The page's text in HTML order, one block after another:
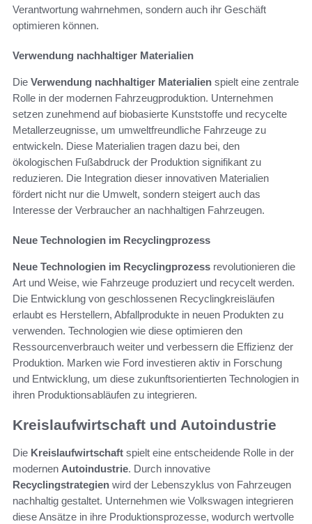
Verantwortung wahrnehmen, sondern auch ihr Geschäft
optimieren können.
Verwendung nachhaltiger Materialien
Die Verwendung nachhaltiger Materialien spielt eine zentrale
Rolle in der modernen Fahrzeugproduktion. Unternehmen
setzen zunehmend auf biobasierte Kunststoffe und recycelte
Metallerzeugnisse, um umweltfreundliche Fahrzeuge zu
entwickeln. Diese Materialien tragen dazu bei, den
ökologischen Fußabdruck der Produktion signifikant zu
reduzieren. Die Integration dieser innovativen Materialien
fördert nicht nur die Umwelt, sondern steigert auch das
Interesse der Verbraucher an nachhaltigen Fahrzeugen.
Neue Technologien im Recyclingprozess
Neue Technologien im Recyclingprozess revolutionieren die
Art und Weise, wie Fahrzeuge produziert und recycelt werden.
Die Entwicklung von geschlossenen Recyclingkreisläufen
erlaubt es Herstellern, Abfallprodukte in neuen Produkten zu
verwenden. Technologien wie diese optimieren den
Ressourcenverbrauch weiter und verbessern die Effizienz der
Produktion. Marken wie Ford investieren aktiv in Forschung
und Entwicklung, um diese zukunftsorientierten Technologien in
ihren Produktionsabläufen zu integrieren.
Kreislaufwirtschaft und Autoindustrie
Die Kreislaufwirtschaft spielt eine entscheidende Rolle in der
modernen Autoindustrie. Durch innovative
Recyclingstrategien wird der Lebenszyklus von Fahrzeugen
nachhaltig gestaltet. Unternehmen wie Volkswagen integrieren
diese Ansätze in ihre Produktionsprozesse, wodurch wertvolle